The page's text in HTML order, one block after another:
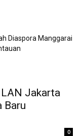
Diaspora Manggarai
Jakarta
Baru
0